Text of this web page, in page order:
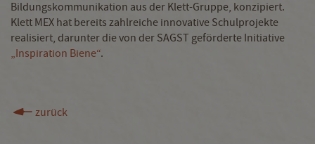
Bildungskommunikation aus der Klett-Gruppe, konzipiert.
Klett MEX hat bereits zahlreiche innovative Schulprojekte
realisiert, darunter die von der SAGST geförderte Initiative
„Inspiration Biene“.
zurück